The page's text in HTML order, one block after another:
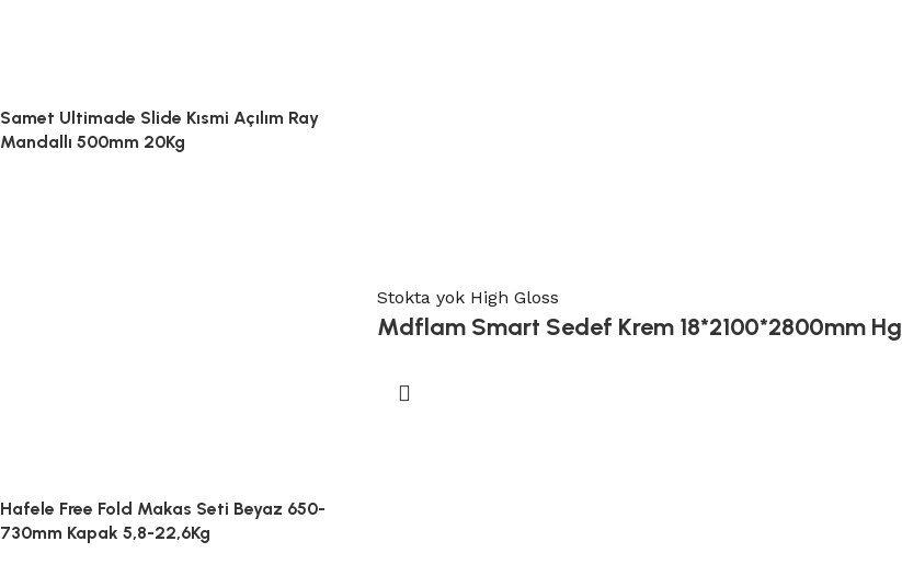
Samet Ultimade Slide Kısmi Açılım Ray
Mandallı 500mm 20Kg
Hafele Free Fold Makas Seti Beyaz 650-
730mm Kapak 5,8-22,6Kg
Stokta yok High Gloss
Mdflam Smart Sedef Krem 18*2100*2800mm Hg